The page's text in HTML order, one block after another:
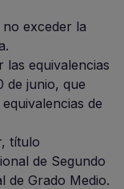
exceder la
las equivalencias
de junio, que
de
título
de Segundo
de Grado Medio.